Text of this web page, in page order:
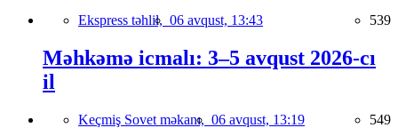
Ekspress təhlil, 06 avqust, 13:43 539
Məhkəmə icmalı: 3–5 avqust 2026-cı
il
Keçmiş Sovet məkanı, 06 avqust, 13:19 549